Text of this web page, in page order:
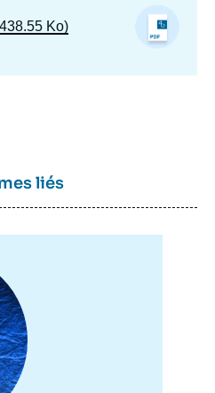
Ko)
liés
international face